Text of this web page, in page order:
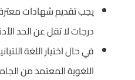
درجات لا تقل عن الحد
في حال اختيار اللغة
اللغوية المعتمد من